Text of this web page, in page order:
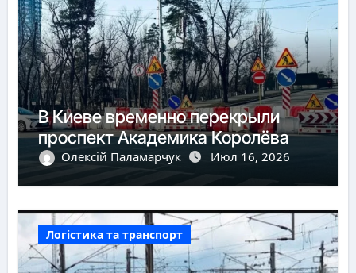
В Киеве временно перекрыли
проспект Академика Королёва
Олексій Паламарчук Июл 16, 2026
Логістика та транспорт